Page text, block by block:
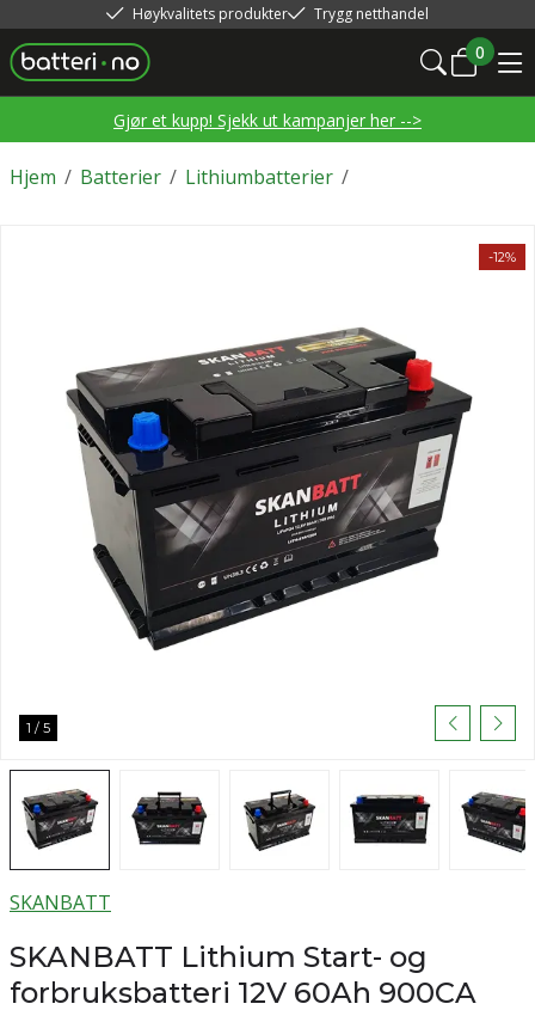
Høykvalitets produkter Trygg netthandel
0
Gjør et kupp! Sjekk ut kampanjer her -->
/
Hjem /
Batterier /
Lithiumbatterier
1 / 5
-12%
SKANBATT
SKANBATT Lithium Start- og
forbruksbatteri 12V 60Ah 900CA